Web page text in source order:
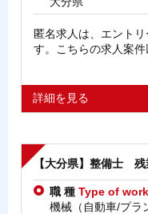
匿名求人は、エント
す。こちらの求人案
詳細を見る
【大分県】整備士
職 種 Type of work
機械（自動車/プラ